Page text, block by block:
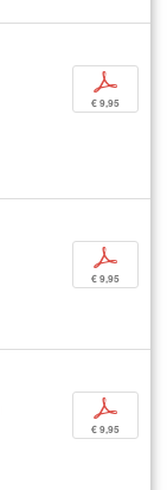
p
€ 9,95
p
€ 9,95
p
€ 9,95